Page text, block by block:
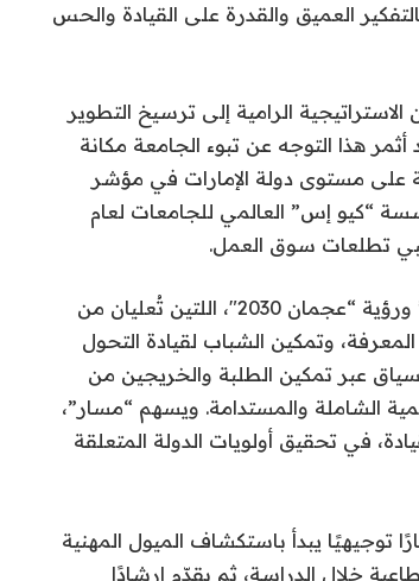
العميق والقدرة على القيادة والحس
الرامية إلى ترسيخ التطوير
هذا التوجه عن تبوء الجامعة مكانة
على مستوى دولة الإمارات في مؤشر
“كيو إس” العالمي للجامعات لعام
ويتماشى هذا التوجه مع مستهدفات “نحن الإمارات 2031” ورؤية “عجمان 2030″، اللتين تُعليان من
وتمكين الشباب لقيادة التحول
عبر تمكين الطلبة والخريجين من
الشاملة والمستدامة. ويسهم “مسار”،
في تحقيق أولويات الدولة المتعلقة
توجيهيًا يبدأ باستكشاف الميول المهنية
خلال الدراسة، ثم يقدّم إرشادًا